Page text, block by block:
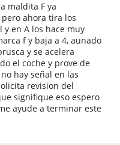
maldita F ya
ahora tira los
en A los hace muy
f y baja a 4, aunado
y se acelera
el coche y prove de
hay señal en las
revision del
signifique eso espero
ayude a terminar este